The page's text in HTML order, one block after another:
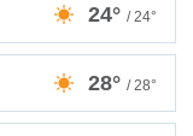
24° / 24°
28° / 28°